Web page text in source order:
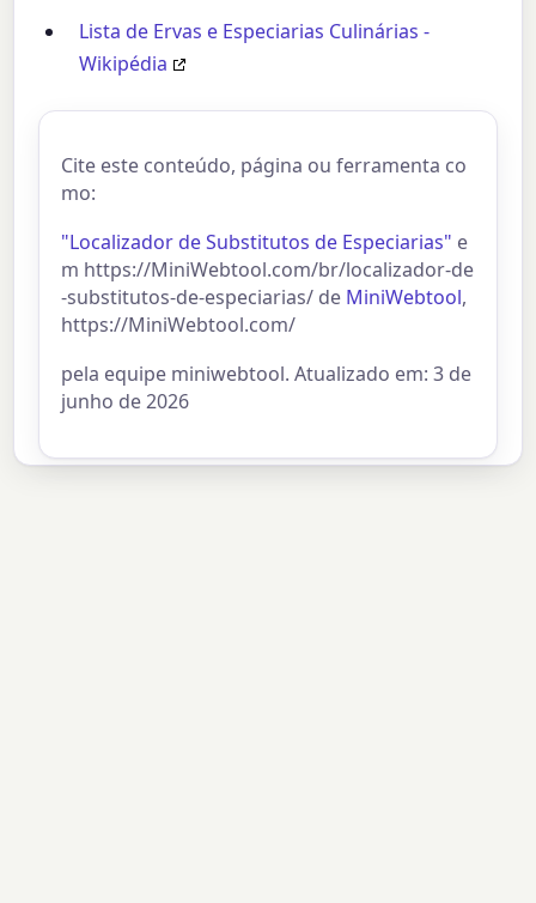
Lista de Ervas e Especiarias Culinárias -
Wikipédia
Cite este conteúdo, página ou ferramenta co
mo:
"Localizador de Substitutos de Especiarias" e
m https://MiniWebtool.com/br/localizador-de
-substitutos-de-especiarias/ de MiniWebtool,
https://MiniWebtool.com/
pela equipe miniwebtool. Atualizado em: 3 de
junho de 2026